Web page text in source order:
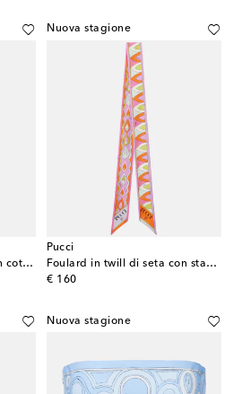
Copricostume Orchidee in cotone
Nuova stagione
Pucci
Foulard in twill di seta con stampa
€ 160
original price
Nuova stagione